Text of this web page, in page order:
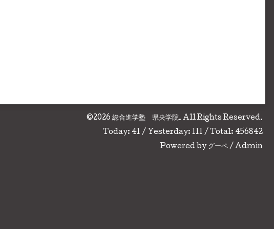
©2026 総合進学塾 県央学院. All Rights Reserved.
Today: 41 / Yesterday: 111 / Total: 456842
Powered by グーペ / Admin